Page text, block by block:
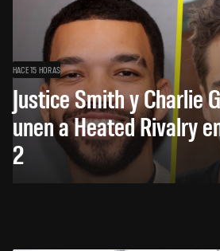
HACE 15 HORAS
Justice Smith y Charlie
unen a Heated Rivalry
2